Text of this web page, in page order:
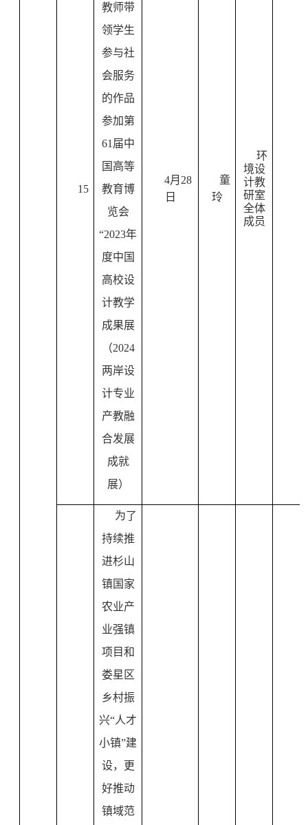
15
教师带
领学生
参与社
会服务
的作品
参加第
61 届中
国高等
教育博
览会
“2023年
度中国
高校设
计教学
成果展
（2024
两岸设
计专业
产教融
合发展
成就
展）
4月 28
日
童
玲
环
境设
计教
研室
全体
成员
为了
持续推
进杉山
镇国家
农业产
业强镇
项目和
娄星区
乡村振
兴“人才
小镇”建
设，更
好推动
镇域范